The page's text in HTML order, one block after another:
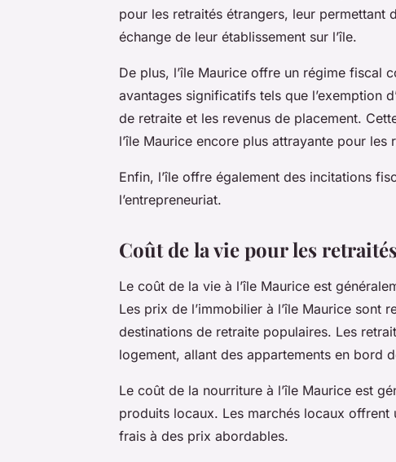
pour les retraités étrangers, leur permettant
échange de leur établissement sur l’île.
De plus, l’île Maurice offre un régime fiscal
avantages significatifs tels que l’exemption
de retraite et les revenus de placement.
l’île Maurice encore plus attrayante pour les
Enfin, l’île offre également des incitations
l’entrepreneuriat.
Coût de la vie pour les
Le coût de la vie à l’île Maurice est
Les prix de l’immobilier à l’île Maurice sont
destinations de retraite populaires. Les
logement, allant des appartements en bord
Le coût de la nourriture à l’île Maurice est
produits locaux. Les marchés locaux
frais à des prix abordables.